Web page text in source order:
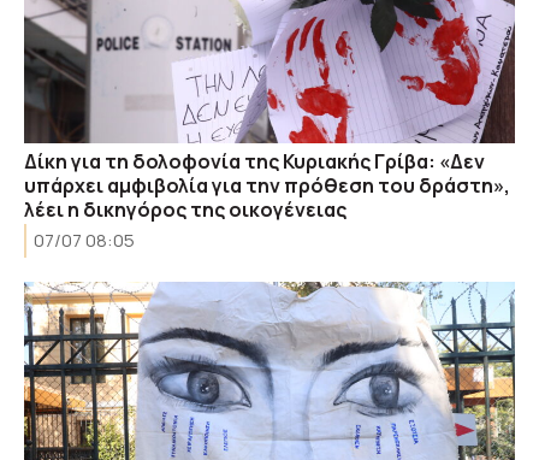
Δίκη για τη δολοφονία της Κυριακής Γρίβα: «Δεν
υπάρχει αμφιβολία για την πρόθεση του δράστη»,
λέει η δικηγόρος της οικογένειας
07/07 08:05